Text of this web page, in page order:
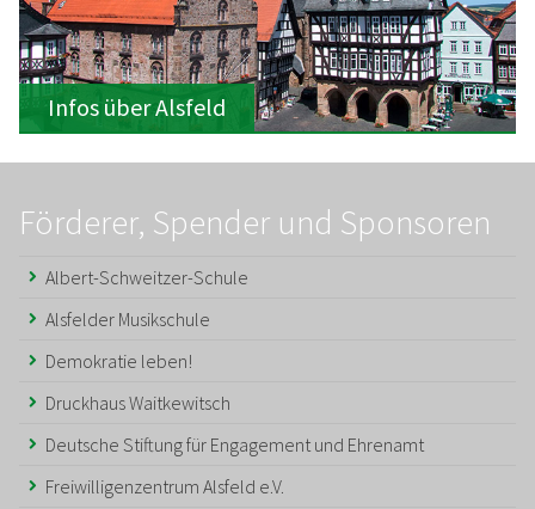
Infos über Alsfeld
Förderer, Spender und Sponsoren
Albert-Schweitzer-Schule
Alsfelder Musikschule
Demokratie leben!
Druckhaus Waitkewitsch
Deutsche Stiftung für Engagement und Ehrenamt
Freiwilligenzentrum Alsfeld e.V.